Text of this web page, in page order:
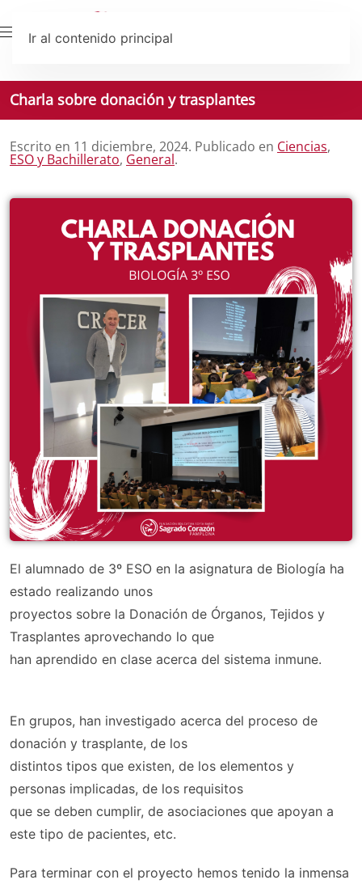
Ir al contenido principal
Charla sobre donación y trasplantes
Escrito en 11 diciembre, 2024. Publicado en Ciencias,
ESO y Bachillerato, General.
El alumnado de 3º ESO en la asignatura de Biología ha
estado realizando unos
proyectos sobre la Donación de Órganos, Tejidos y
Trasplantes aprovechando lo que
han aprendido en clase acerca del sistema inmune.
En grupos, han investigado acerca del proceso de
donación y trasplante, de los
distintos tipos que existen, de los elementos y
personas implicadas, de los requisitos
que se deben cumplir, de asociaciones que apoyan a
este tipo de pacientes, etc.
Para terminar con el proyecto hemos tenido la inmensa